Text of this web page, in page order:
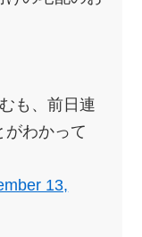
も、前日連
がわかって
13,